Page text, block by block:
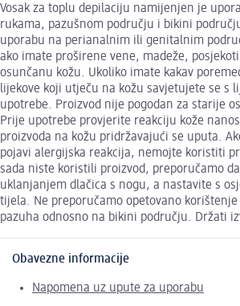
Vosak za toplu depilaciju namijenjen je
rukama, pazušnom području i bikini
uporabu na perianalnim ili genitalnim
ako imate proširene vene, madeže,
osunčanu kožu. Ukoliko imate kakav
lijekove koji utječu na kožu savjetujete se s
upotrebe. Proizvod nije pogodan za starije
Prije upotrebe provjerite reakciju kože
proizvoda na kožu pridržavajući se uputa.
pojavi alergijska reakcija, nemojte koristiti
sada niste koristili proizvod, preporučamo
uklanjanjem dlačica s nogu, a nastavite s
tijela. Ne preporučamo opetovano korištenje
pazuha odnosno na bikini području. Držati
Obavezne informacije
Napomena uz upute za uporabu